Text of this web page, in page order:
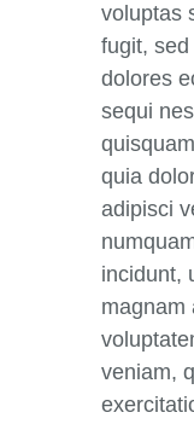
voluptas
fugit,
dolores
sequi
quia
adipisci
incidunt,
magnam
veniam,